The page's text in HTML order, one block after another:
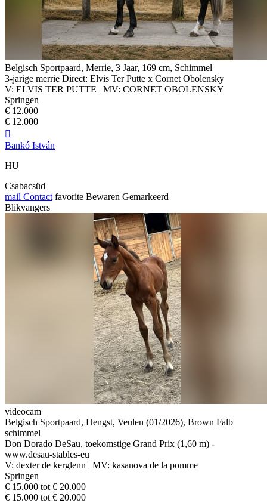
Belgisch Sportpaard, Merrie, 3 Jaar, 169 cm, Schimmel
3-jarige merrie Direct: Elvis Ter Putte x Cornet Obolensky
V: ELVIS TER PUTTE | MV: CORNET OBOLENSKY
Springen
€ 12.000
€ 12.000

Bankó István
HU
Csabacsüd
mail Contact favorite Bewaren Gemarkeerd
Blikvangers
videocam
Belgisch Sportpaard, Hengst, Veulen (01/2026), Brown Falb
schimmel
Don Dorado DeSau, toekomstige Grand Prix (1,60 m) -
www.desau-stables-eu
V: dexter de kerglenn | MV: kasanova de la pomme
Springen
€ 15.000 tot € 20.000
€ 15.000 tot € 20.000